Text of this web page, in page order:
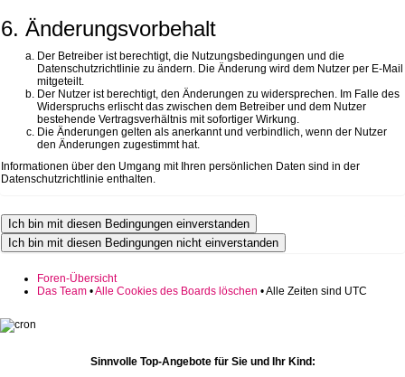
6. Änderungsvorbehalt
Der Betreiber ist berechtigt, die Nutzungsbedingungen und die
Datenschutzrichtlinie zu ändern. Die Änderung wird dem Nutzer per E-Mail
mitgeteilt.
Der Nutzer ist berechtigt, den Änderungen zu widersprechen. Im Falle des
Widerspruchs erlischt das zwischen dem Betreiber und dem Nutzer
bestehende Vertragsverhältnis mit sofortiger Wirkung.
Die Änderungen gelten als anerkannt und verbindlich, wenn der Nutzer
den Änderungen zugestimmt hat.
Informationen über den Umgang mit Ihren persönlichen Daten sind in der
Datenschutzrichtlinie enthalten.
Foren-Übersicht
Das Team •Alle Cookies des Boards löschen • Alle Zeiten sind UTC
Sinnvolle Top-Angebote für Sie und Ihr Kind: